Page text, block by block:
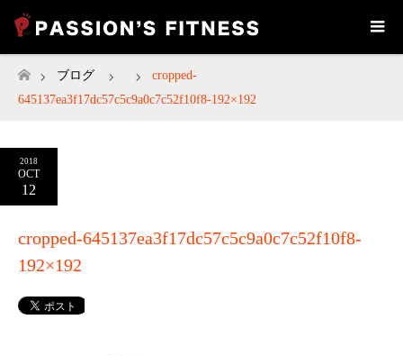
ホーム
ブログ
cropped-
645137ea3f17dc57c5c9a0c7c52f10f8-192×192
2018
OCT
12
cropped-645137ea3f17dc57c5c9a0c7c52f10f8-
192×192